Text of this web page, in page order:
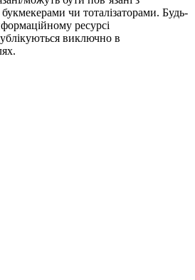
чи тоталізаторами. Будь-
ресурсі
виключно в